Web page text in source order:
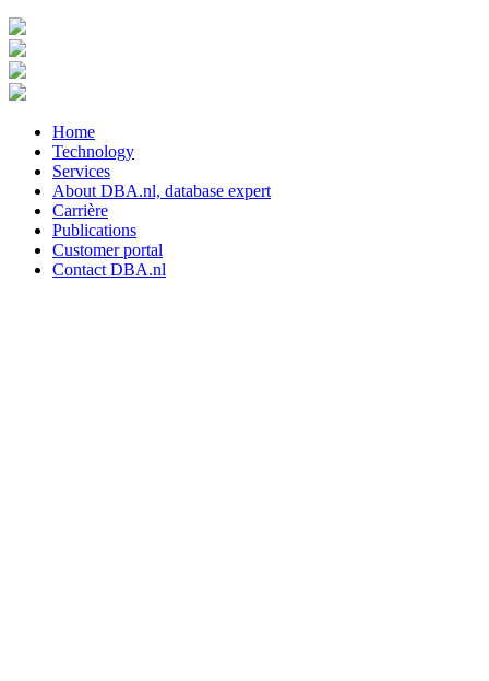
Home
Technology
Services
About DBA.nl, database expert
Carrière
Publications
Customer portal
Contact DBA.nl